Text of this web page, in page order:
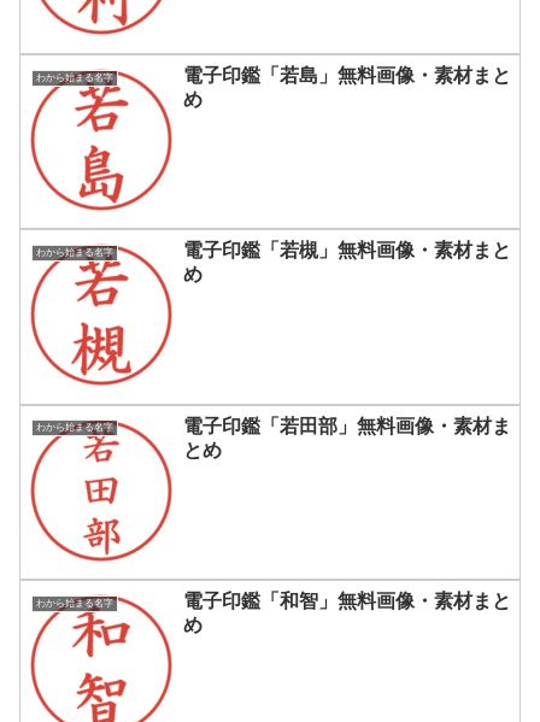
わから始まる名字
電子印鑑「若島」無料画像・素材まと
め
わから始まる名字
電子印鑑「若槻」無料画像・素材まと
め
わから始まる名字
電子印鑑「若田部」無料画像・素材ま
とめ
わから始まる名字
電子印鑑「和智」無料画像・素材まと
め